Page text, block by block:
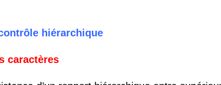
hiérarchique
caractères